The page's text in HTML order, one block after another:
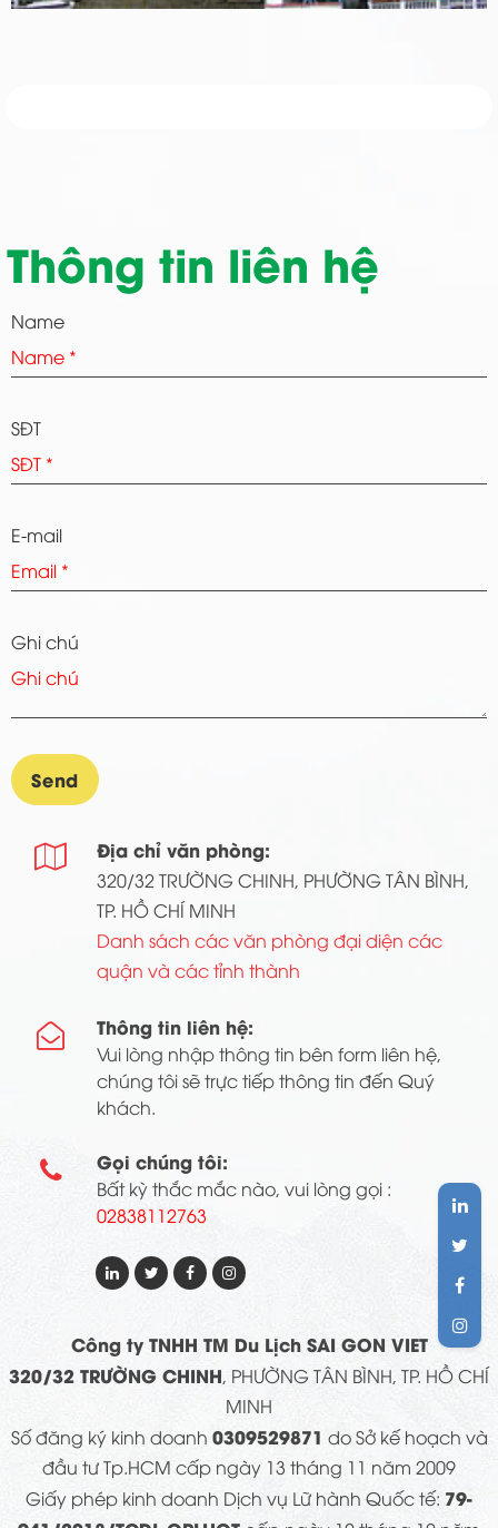
Thông tin liên hệ
Name
SĐT
E-mail
Ghi chú
 Địa chỉ văn phòng:
320/32 TRƯỜNG CHINH, PHƯỜNG TÂN BÌNH,
TP. HỒ CHÍ MINH
Danh sách các văn phòng đại diện các
quận và các tỉnh thành
 Thông tin liên hệ:
Vui lòng nhập thông tin bên form liên hệ,
chúng tôi sẽ trực tiếp thông tin đến Quý
khách.
 Gọi chúng tôi:
Bất kỳ thắc mắc nào, vui lòng gọi :
02838112763
Công ty TNHH TM Du Lịch SAI GON VIET
320/32 TRƯỜNG CHINH, PHƯỜNG TÂN BÌNH, TP. HỒ CHÍ
MINH
Số đăng ký kinh doanh 0309529871 do Sở kế hoạch và
đầu tư Tp.HCM cấp ngày 13 tháng 11 năm 2009
Giấy phép kinh doanh Dịch vụ Lữ hành Quốc tế: 79-